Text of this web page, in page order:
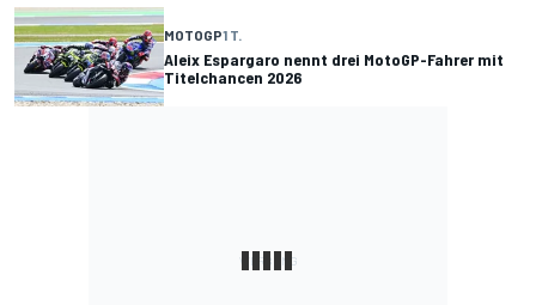
MOTOGP1 T.
Aleix Espargaro nennt drei MotoGP-Fahrer mit
Titelchancen 2026